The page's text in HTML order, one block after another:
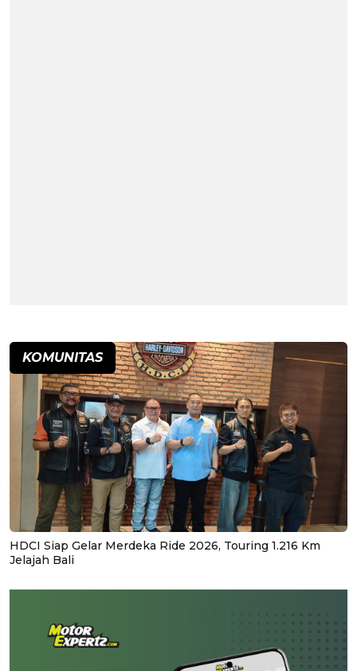
KOMUNITAS
HDCI Siap Gelar Merdeka Ride 2026, Touring 1.216 Km
Jelajah Bali